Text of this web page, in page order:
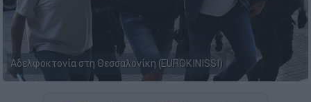
Αδελφοκτονία στη Θεσσαλονίκη (EUROKINISSI)